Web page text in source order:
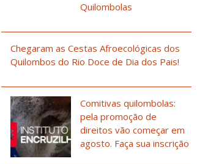
Quilombolas
Chegaram as Cestas Afroecológicas dos
Quilombos do Rio Doce de Dia dos Pais!
Comitivas quilombolas:
pela promoção de
direitos vão começar em
agosto. Faça sua inscrição